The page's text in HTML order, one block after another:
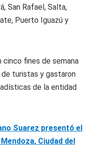
San Rafael, Salta,
Puerto Iguazú y
cinco fines de semana
de turistas y gastaron
de la entidad
Suarez presentó el
Ciudad del